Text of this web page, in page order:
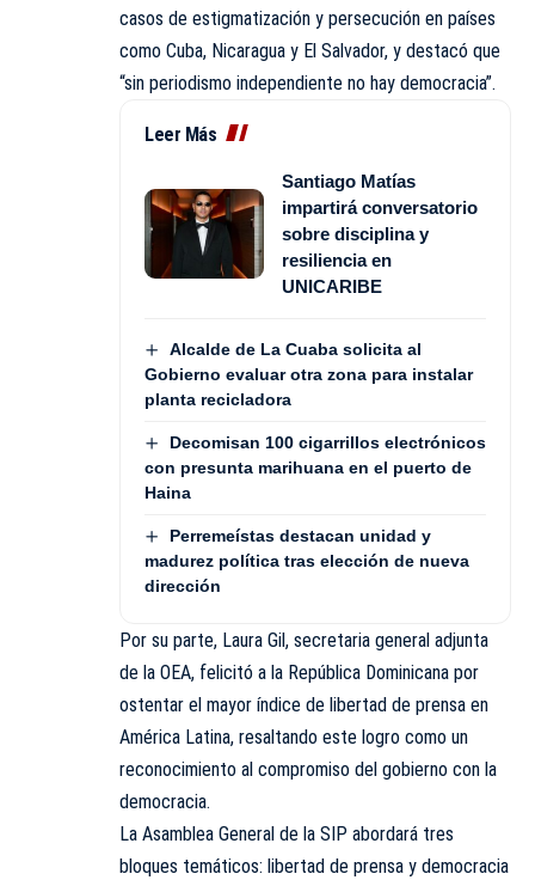
casos de estigmatización y persecución en países
como Cuba, Nicaragua y El Salvador, y destacó que
“sin periodismo independiente no hay democracia”.
Leer Más
Santiago Matías
impartirá conversatorio
sobre disciplina y
resiliencia en
UNICARIBE
Alcalde de La Cuaba solicita al
Gobierno evaluar otra zona para instalar
planta recicladora
Decomisan 100 cigarrillos electrónicos
con presunta marihuana en el puerto de
Haina
Perremeístas destacan unidad y
madurez política tras elección de nueva
dirección
Por su parte, Laura Gil, secretaria general adjunta
de la OEA, felicitó a la República Dominicana por
ostentar el mayor índice de libertad de prensa en
América Latina, resaltando este logro como un
reconocimiento al compromiso del gobierno con la
democracia.
La Asamblea General de la SIP abordará tres
bloques temáticos: libertad de prensa y democracia